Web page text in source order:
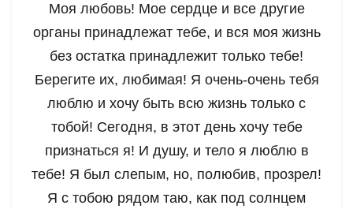
Моя любовь! Мое сердце и все другие
органы принадлежат тебе, и вся моя жизнь
без остатка принадлежит только тебе!
Берегите их, любимая! Я очень-очень тебя
люблю и хочу быть всю жизнь только с
тобой! Сегодня, в этот день хочу тебе
признаться я! И душу, и тело я люблю в
тебе! Я был слепым, но, полюбив, прозрел!
Я с тобою рядом таю, как под солнцем